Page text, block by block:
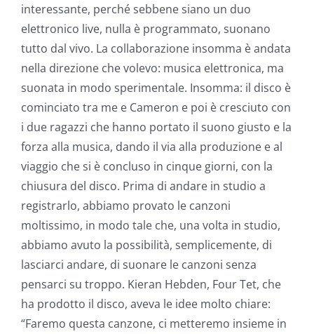
interessante, perché sebbene siano un duo
elettronico live, nulla è programmato, suonano
tutto dal vivo. La collaborazione insomma è andata
nella direzione che volevo: musica elettronica, ma
suonata in modo sperimentale. Insomma: il disco è
cominciato tra me e Cameron e poi è cresciuto con
i due ragazzi che hanno portato il suono giusto e la
forza alla musica, dando il via alla produzione e al
viaggio che si è concluso in cinque giorni, con la
chiusura del disco. Prima di andare in studio a
registrarlo, abbiamo provato le canzoni
moltissimo, in modo tale che, una volta in studio,
abbiamo avuto la possibilità, semplicemente, di
lasciarci andare, di suonare le canzoni senza
pensarci su troppo. Kieran Hebden, Four Tet, che
ha prodotto il disco, aveva le idee molto chiare:
“Faremo questa canzone, ci metteremo insieme in